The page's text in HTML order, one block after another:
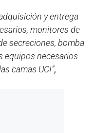
y entrega
monitores de
secreciones, bomba
equipos necesarios
camas UCI”,